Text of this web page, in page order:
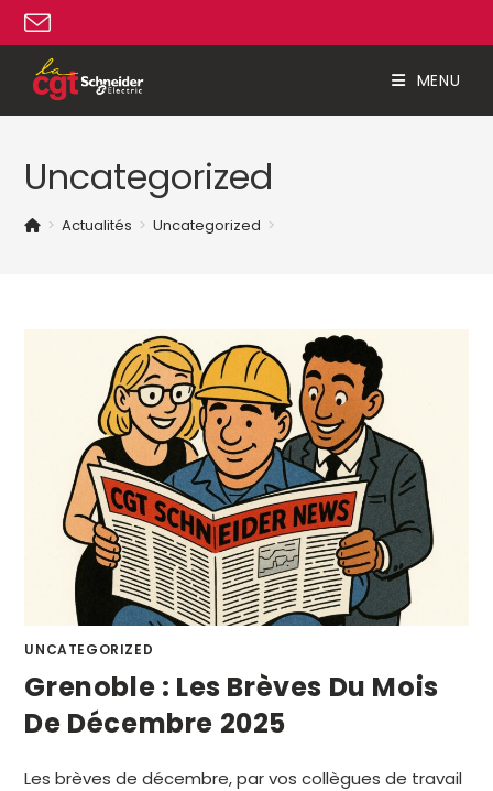
Skip
to
content
MENU
Uncategorized
> Actualités > Uncategorized >
UNCATEGORIZED
Grenoble : Les Brèves Du Mois
De Décembre 2025
Les brèves de décembre, par vos collègues de travail